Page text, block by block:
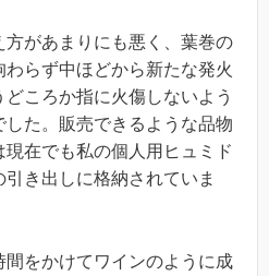
があまりにも悪く、葉巻の
らず中ほどから新たな発火
ころか指に火傷しないよう
た。販売できるような品物
在でも私の個人用ヒュミド
き出しに格納されていま
間をかけてワインのように成